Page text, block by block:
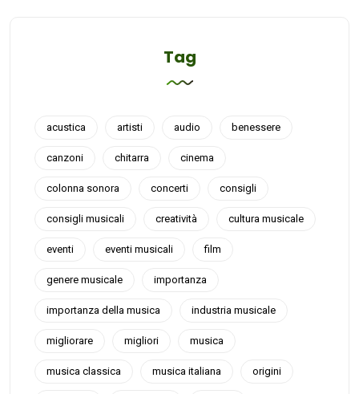
Tag
acustica artisti audio benessere
canzoni chitarra cinema
colonna sonora concerti consigli
consigli musicali creatività cultura musicale
eventi eventi musicali film
genere musicale importanza
importanza della musica industria musicale
migliorare migliori musica
musica classica musica italiana origini